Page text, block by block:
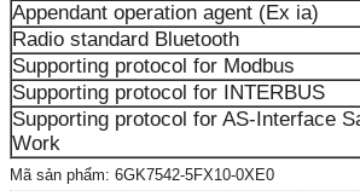
Appendant operation agent (Ex ia)
Radio standard Bluetooth
Supporting protocol for Modbus
Supporting protocol for INTERBUS
Supporting protocol for AS-Interface
Work
Mã sản phẩm: 6GK7542-5FX10-0XE0